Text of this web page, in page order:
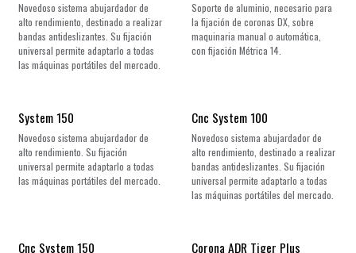
Novedoso sistema abujardador de
alto rendimiento, destinado a realizar
bandas antideslizantes. Su fijación
universal permite adaptarlo a todas
las máquinas portátiles del mercado.
Soporte de aluminio, necesario para
la fijación de coronas DX, sobre
maquinaria manual o automática,
con fijación Métrica 14.
System 150
Novedoso sistema abujardador de
alto rendimiento. Su fijación
universal permite adaptarlo a todas
las máquinas portátiles del mercado.
¡Nuevo!
Cnc System 100
Novedoso sistema abujardador de
alto rendimiento, destinado a realizar
bandas antideslizantes. Su fijación
universal permite adaptarlo a todas
las máquinas portátiles del mercado.
Cnc System 150 Corona ADR Tiger Plus